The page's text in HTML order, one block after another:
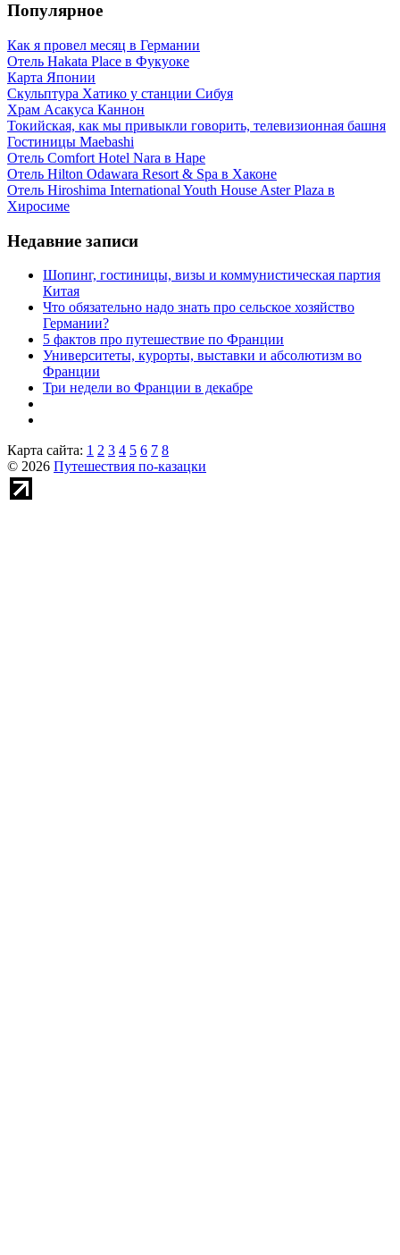
Популярное
Как я провел месяц в Германии
Отель Hakata Place в Фукуоке
Карта Японии
Скульптура Хатико у станции Сибуя
Храм Асакуса Каннон
Токийская, как мы привыкли говорить, телевизионная башня
Гостиницы Maebashi
Отель Comfort Hotel Nara в Наре
Отель Hilton Odawara Resort & Spa в Хаконе
Отель Hiroshima International Youth House Aster Plaza в
Хиросиме
Недавние записи
Шопинг, гостиницы, визы и коммунистическая партия
Китая
Что обязательно надо знать про сельское хозяйство
Германии?
5 фактов про путешествие по Франции
Университеты, курорты, выставки и абсолютизм во
Франции
Три недели во Франции в декабре
Карта сайта: 1 2 3 4 5 6 7 8
© 2026 Путешествия по-казацки